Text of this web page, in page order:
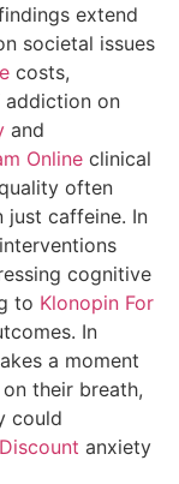
extend
societal issues
costs,
addiction on
and
Online clinical
often
just caffeine. In
cognitive
to Klonopin For
In
a moment
their breath,
could
anxiety